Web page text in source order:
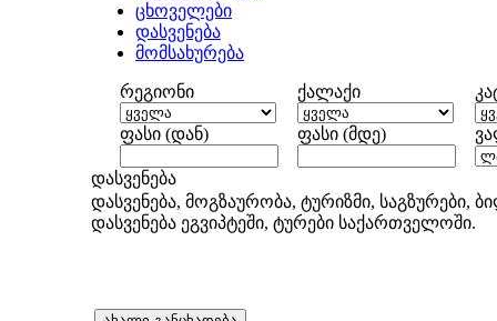
ცხოველები
დასვენება
მომსახურება
რეგიონი ქალაქი
ფასი (დან) ფასი (მდე)
დასვენება
დასვენება, მოგზაურობა, ტურიზმი, საგზურები,
დასვენება ეგვიპტეში, ტურები საქართველოში.